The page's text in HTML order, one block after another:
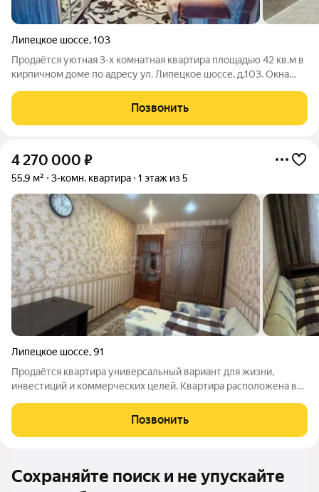
Липецкое шоссе,103
Продаётся уютная 3-х комнатная квартира площадью 42 кв.м в
кирпичном доме по адресу ул. Липецкое шоссе, д.103. Окна
Квартира в хорошем состоянии, с/у в плитке, некоторые
комнаты требуют
Позвонить
4 270 000 ₽
55,9 м² 3-комн. квартира 1 этаж из 5
Липецкое шоссе,91
Продаётся квартира универсальный вариант для жизни,
инвестиций и коммерческих целей. Квартира расположена в
месторасположением и высоким пешеходным трафиком.
Объект можно рассматривать не только для проживания,
Позвонить
Сохраняйте поиск и не упускайте